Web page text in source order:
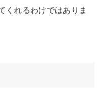
くれるわけではありま